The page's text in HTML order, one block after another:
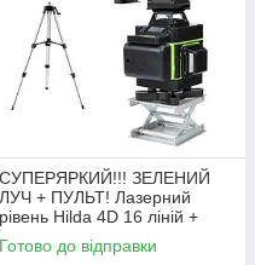
СУПЕРЯРКИЙ!!! ЗЕЛЕНИЙ
ЛУЧ + ПУЛЬТ! Лазерний
рівень Hilda 4D 16 ліній +
штатив 1.2 м
Готово до відправки